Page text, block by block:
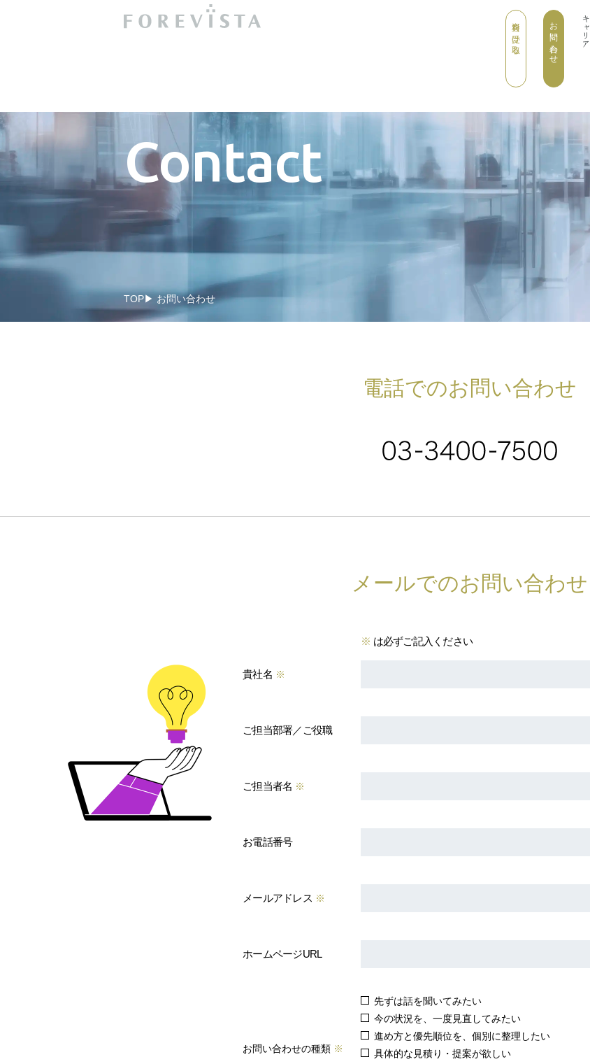
キャリア
お問い合わせ
資料を受け取る
Contact
TOP お問い合わせ
電話でのお問い合わせ
メールでのお問い合わせ
※ は必ずご記入ください
貴社名 ※
ご担当部署／ご役職
ご担当者名 ※
お電話番号
メールアドレス ※
ホームページURL
お問い合わせの種類 ※
先ずは話を聞いてみたい
今の状況を、一度見直してみたい
進め方と優先順位を、個別に整理したい
具体的な見積り・提案が欲しい